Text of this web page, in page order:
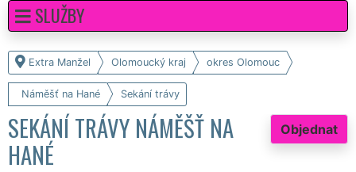
Extra Manžel Olomoucký kraj okres Olomouc
Náměšť na Hané Sekání trávy
Objednat
SEKÁNÍ TRÁVY NÁMĚŠŤ NA
HANÉ
SLUŽBY